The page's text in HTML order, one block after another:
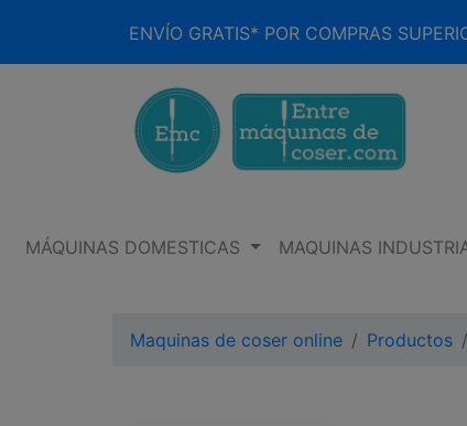
ENVÍO GRATIS* POR COMPRAS
MÁQUINAS DOMESTICAS MAQUINAS
Maquinas de coser online Productos